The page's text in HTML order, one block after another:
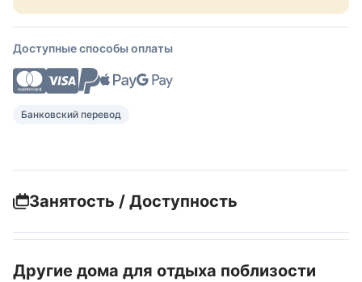
Доступные способы оплаты
Банковский перевод
Занятость / Доступность
Другие дома для отдыха поблизости